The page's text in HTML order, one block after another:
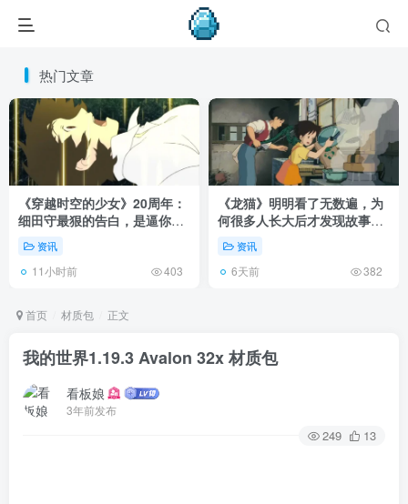
热门文章
《穿越时空的少女》20周年：
细田守最狠的告白，是逼你承
认有些夏天回不去了！
资讯
11小时前 403
《龙猫》明明看了无数遍，为
何很多人长大后才发现故事根
本不在 1988 年！
资讯
6天前 382
首页 材质包 正文
我的世界1.19.3 Avalon 32x 材质包
看板娘
3年前发布
249 13